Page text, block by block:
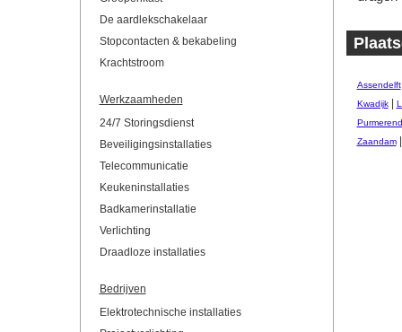
De aardlekschakelaar
Stopcontacten & bekabeling
Krachtstroom
Werkzaamheden
24/7 Storingsdienst
Beveiligingsinstallaties
Telecommunicatie
Keukeninstallaties
Badkamerinstallatie
Verlichting
Draadloze installaties
Bedrijven
Elektrotechnische installaties
Assendelft
Kwadijk|
Purmerend
Zaandam